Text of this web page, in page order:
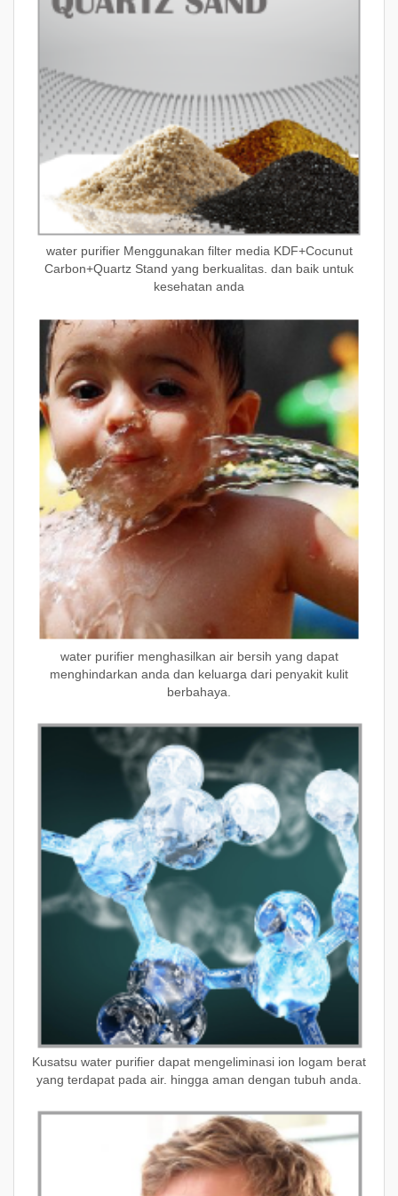
water purifier Menggunakan filter media KDF+Cocunut
Carbon+Quartz Stand yang berkualitas. dan baik untuk
kesehatan anda
water purifier menghasilkan air bersih yang dapat
menghindarkan anda dan keluarga dari penyakit kulit
berbahaya.
Kusatsu water purifier dapat mengeliminasi ion logam berat
yang terdapat pada air. hingga aman dengan tubuh anda.